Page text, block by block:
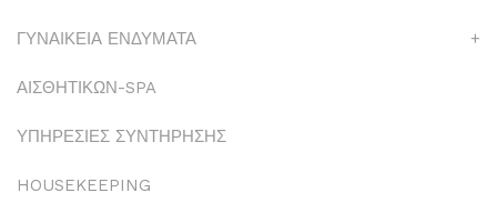
ΓΥΝΑΙΚΕΙΑ ΕΝΔΥΜΑΤΑ +
ΑΙΣΘΗΤΙΚΩΝ-SPA
ΥΠΗΡΕΣΙΕΣ ΣΥΝΤΗΡΗΣΗΣ
HOUSEKEEPING